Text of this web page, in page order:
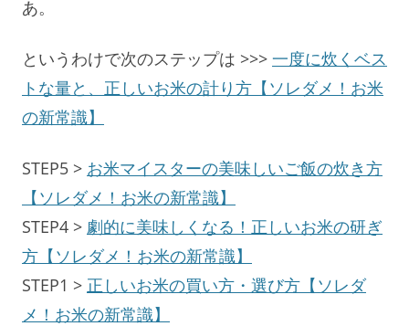
あ。
というわけで次のステップは >>> 一度に炊くベス
トな量と、正しいお米の計り方【ソレダメ！お米
の新常識】
STEP5 > お米マイスターの美味しいご飯の炊き方
【ソレダメ！お米の新常識】
STEP4 > 劇的に美味しくなる！正しいお米の研ぎ
方【ソレダメ！お米の新常識】
STEP1 > 正しいお米の買い方・選び方【ソレダ
メ！お米の新常識】